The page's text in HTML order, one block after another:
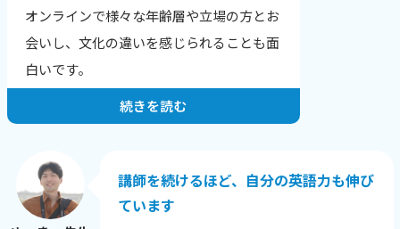
「全く文章の組み立てが苦手だったのです
が、自分でもちゃんと文章を作れるように
オンラインで様々な年齢層や立場の方とお
会いし、文化の違いを感じられることも面
白いです。
お一人・お一人の希望や目標にあったレッ
す。
生徒さんの性格や興味のあること、英語に
興味を持った理由から、その日の調子ま
続きを読む
講師を続けるほど、自分の英語力も伸び
ています